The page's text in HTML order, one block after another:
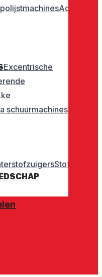
Accu
Excentrische
schuurmachines
Stofzuigers